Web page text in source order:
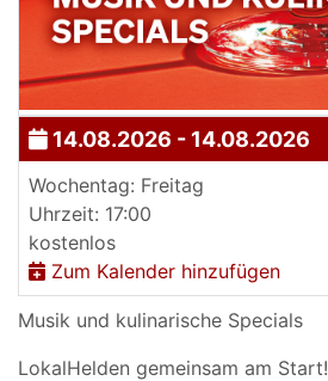
14.08.2026 - 14.08.2026
Wochentag: Freitag
Uhrzeit: 17:00
kostenlos
Zum Kalender hinzufügen
Musik und kulinarische Specials
LokalHelden gemeinsam am Start!